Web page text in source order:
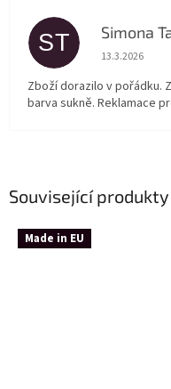
Související produkty
Made in EU
ST Simona
Hodnocení
13.3.2026
Zboží dorazilo v pořádku.
barva sukně. Reklamace